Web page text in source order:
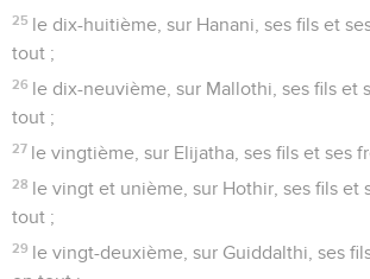
25 le dix-huitième, sur Hanani, ses fils et
tout ;
26 le dix-neuvième, sur Mallothi, ses fils et
tout ;
27 le vingtième, sur Elijatha, ses fils et ses
28 le vingt et unième, sur Hothir, ses fils et
tout ;
29 le vingt-deuxième, sur Guiddalthi, ses